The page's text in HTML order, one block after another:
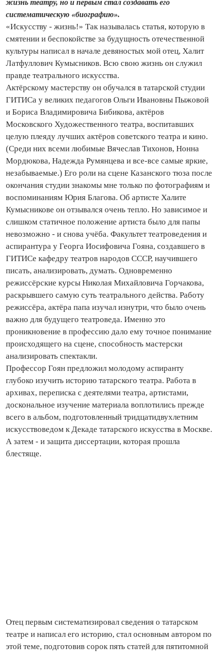
жизнь театру, но и первым стал создавать его
систематическую «биографию».
«Искусству - жизнь!» Так называлась статья, которую в
смятении и беспокойстве за будущность отечественной
культуры написал в начале девяностых мой отец, Халит
Латфуллович Кумысников. Всю свою жизнь он служил
правде театрального искусства.
Актёрскому мастерству он обучался в татарской студии
ГИТИСа у великих педагогов Ольги Ивановны Пыжовой
и Бориса Владимировича Бибикова, актёров
Московского Художественного театра, воспитавших
целую плеяду лучших актёров советского театра и кино.
(Среди них всеми любимые Вячеслав Тихонов, Нонна
Мордюкова, Надежда Румянцева и все-все самые яркие,
незабываемые.) Его роли на сцене Казанского тюза после
окончания студии знакомы мне только по фотографиям и
воспоминаниям Юрия Благова. Об артисте Халите
Кумысникове он отзывался очень тепло. Но зависимое и
слишком статичное положение артиста было для папы
невозможно - и снова учёба. Факультет театроведения и
аспирантура у Георга Иосифовича Гояна, создавшего в
ГИТИСе кафедру театров народов СССР, научившего
писать, анализировать, думать. Одновременно
режиссёрские курсы Николая Михайловича Горчакова,
раскрывшего самую суть театрального действа. Работу
режиссёра, актёра папа изучал изнутри, что было очень
важно для будущего театроведа. Именно это
проникновение в профессию дало ему точное понимание
происходящего на сцене, способность мастерски
анализировать спектакли.
Профессор Гоян предложил молодому аспиранту
глубоко изучить историю татарского театра. Работа в
архивах, переписка с деятелями театра, артистами,
доскональное изучение материала воплотились прежде
всего в альбом, подготовленный тридцатидвухлетним
искусствоведом к Декаде татарского искусства в Москве.
А затем - и защита диссертации, которая прошла
блестяще.
Отец первым систематизировал сведения о татарском
театре и написал его историю, стал основным автором по
этой теме, подготовив сорок пять статей для пятитомной